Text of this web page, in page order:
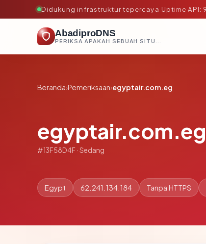
Didukung infrastruktur tepercaya·Uptime API:
AbadiproDNS
PERIKSA APAKAH SEBUAH SITUS AMAN, TEPERCAYA, DAN TERVERIFIKASI DALAM HITUNGAN DETIK.
Beranda›Pemeriksaan›egyptair.com.eg
egyptair.com.eg
#13F58D4F · Sedang
Egypt 62.241.134.184 Tanpa HTTPS